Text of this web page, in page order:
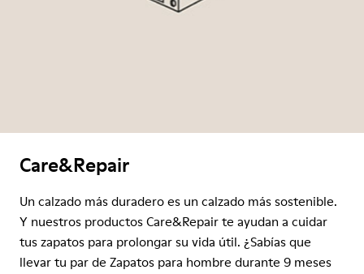
Care&Repair
Un calzado más duradero es un calzado más sostenible.
Y nuestros productos Care&Repair te ayudan a cuidar
tus zapatos para prolongar su vida útil. ¿Sabías que
llevar tu par de Zapatos para hombre durante 9 meses